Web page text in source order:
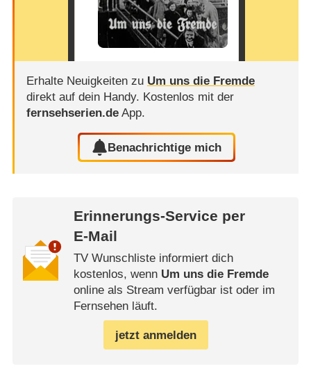
Erhalte Neuigkeiten zu Um uns die Fremde
direkt auf dein Handy. Kostenlos mit der
fernsehserien.deApp.
Benachrichtige mich
Erinnerungs-Service per
E-Mail
TV Wunschliste informiert dich
kostenlos, wenn Um uns die Fremde
online als Stream verfügbar ist oder im
Fernsehen läuft.
jetzt anmelden